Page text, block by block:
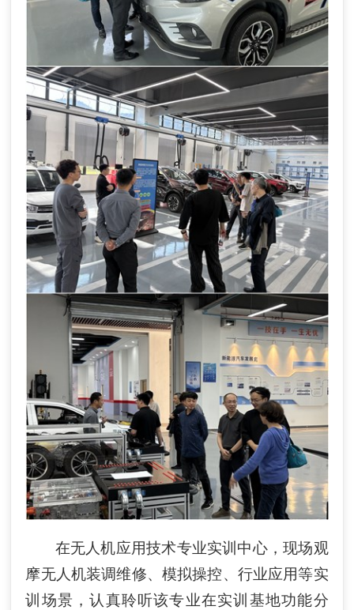
在无人机应用技术专业实训 中心，现场观
摩无人机装调维修、模拟操控、行业应用等实
训场景，认真聆听该专业在实训 基地功能分